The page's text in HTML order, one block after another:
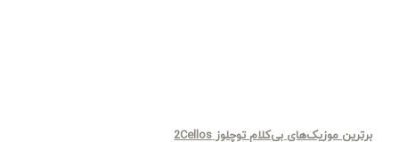
برترین موزیک‌های بی‌کلام توچلوز 2Cellos